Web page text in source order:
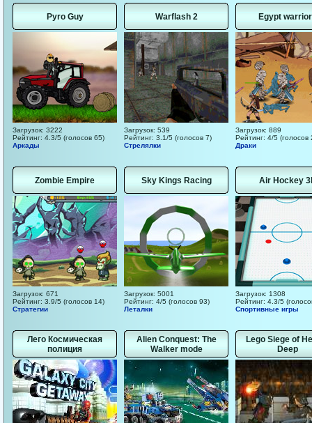
Pyro Guy
Загрузок: 3222
Рейтинг: 4.3/5 (голосов 65)
Аркады
Warflash 2
Загрузок: 539
Рейтинг: 3.1/5 (голосов 7)
Стрелялки
Egypt
Загрузок: 889
Рейтинг: 4/5 (голосов
Драки
Zombie Empire
Загрузок: 671
Рейтинг: 3.9/5 (голосов 14)
Стратегии
Sky Kings Racing
Загрузок: 5001
Рейтинг: 4/5 (голосов 93)
Леталки
Air Hockey
Загрузок: 1308
Рейтинг: 4.3/5
Спортивные игры
Лего Космическая
полиция
Alien Conquest: The
Walker mode
Lego Siege of
Deep